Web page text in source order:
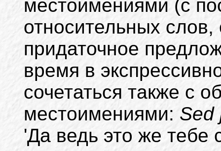
местоимениями (с
относительных
придаточное
время в
сочетаться также с
местоимениями: Sed
'Да ведь это же